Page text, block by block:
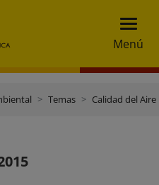
Menú
Temas Calidad del Aire